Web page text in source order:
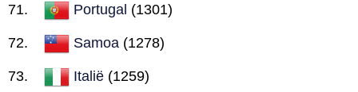
Portugal (1301)
Samoa (1278)
Italië (1259)